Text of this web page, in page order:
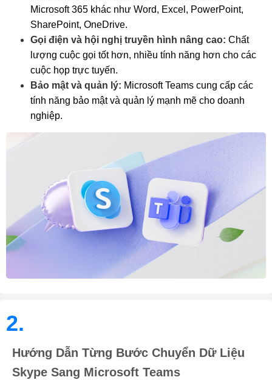
Microsoft 365 khác như Word, Excel, PowerPoint,
SharePoint, OneDrive.
Gọi điện và hội nghị truyền hình nâng cao: Chất
lượng cuộc gọi tốt hơn, nhiều tính năng hơn cho các
cuộc họp trực tuyến.
Bảo mật và quản lý: Microsoft Teams cung cấp các
tính năng bảo mật và quản lý mạnh mẽ cho doanh
nghiệp.
2.
Hướng Dẫn Từng Bước Chuyển Dữ Liệu
Skype Sang Microsoft Teams